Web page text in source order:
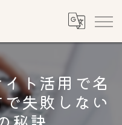
ト活用で名
失敗しない